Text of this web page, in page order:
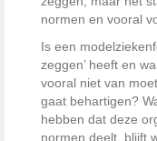
normen en vooral
Is een
zeggen’ heeft en
vooral niet van
gaat behartigen?
hebben dat deze
normen deelt, blijft